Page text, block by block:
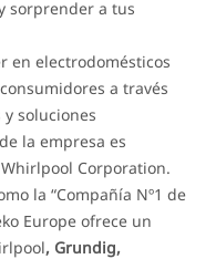
sorprender a tus
en electrodomésticos
a través
soluciones
la empresa es
Corporation.
la “Compañía Nº1 de
Europe ofrece un
, Grundig,